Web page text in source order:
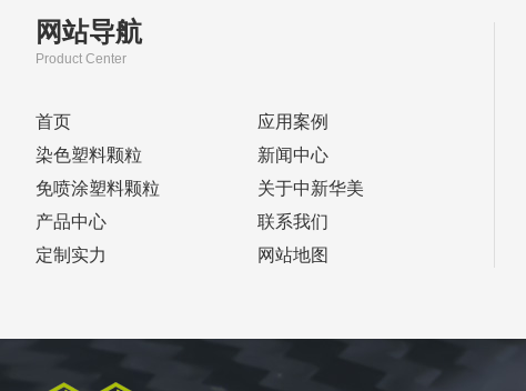
网站导航
Product Center
首页
应用案例
染色塑料颗粒
新闻中心
免喷涂塑料颗粒
关于中新华美
产品中心
联系我们
定制实力
网站地图